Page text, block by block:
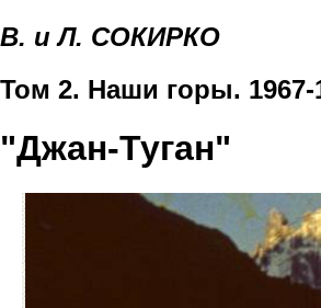
В. и Л. СОКИРКО
Том 2. Наши горы. 1967-
"Джан-Туган"